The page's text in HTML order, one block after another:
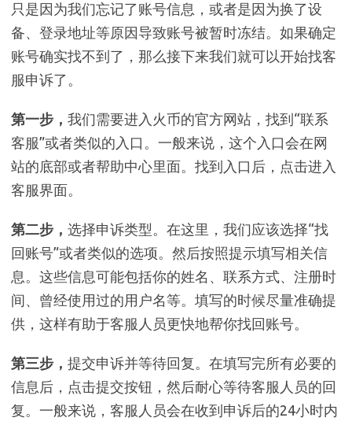
只是因为我们忘记了账号信息，或者是因为换了设
备、登录地址等原因导致账号被暂时冻结。如果确定
账号确实找不到了，那么接下来我们就可以开始找客
服申诉了。
第一步， 我们需要进入火币的官方网站，找到“联系
客服”或者类似的入口。一般来说，这个入口会在网
站的底部或者帮助中心里面。找到入口后，点击进入
客服界面。
第二步， 选择申诉类型。在这里，我们应该选择“找
回账号”或者类似的选项。然后按照提示填写相关信
息。这些信息可能包括你的姓名、联系方式、注册时
间、曾经使用过的用户名等。填写的时候尽量准确提
供，这样有助于客服人员更快地帮你找回账号。
第三步， 提交申诉并等待回复。在填写完所有必要的
信息后，点击提交按钮，然后耐心等待客服人员的回
复。一般来说，客服人员会在收到申诉后的24小时内